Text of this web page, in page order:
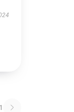
1